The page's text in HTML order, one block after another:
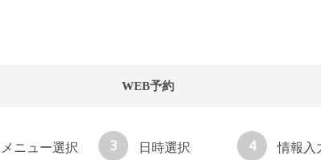
WEB予約
メニュー選択 3 日時選択 4 情報入